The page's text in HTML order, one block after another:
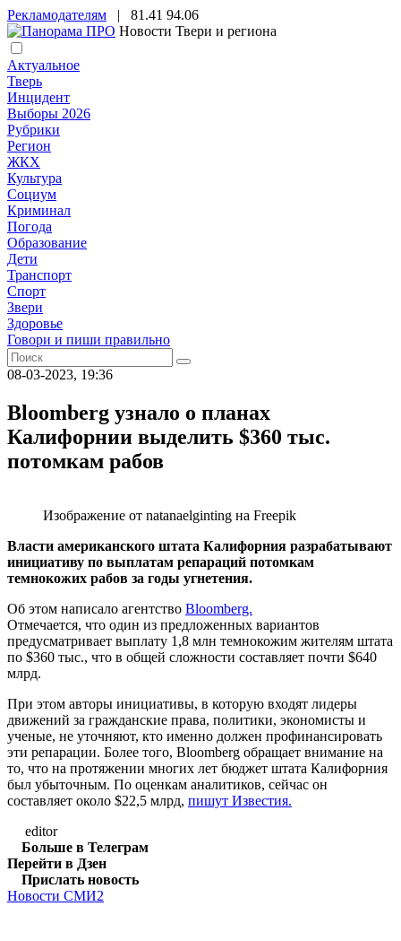
Рекламодателям | 81.41 94.06
Новости Твери и региона
Актуальное
Тверь
Инцидент
Выборы 2026
Рубрики
Регион
ЖКХ
Культура
Социум
Криминал
Погода
Образование
Дети
Транспорт
Спорт
Звери
Здоровье
Говори и пиши правильно
08-03-2023, 19:36
Bloomberg узнало о планах
Калифорнии выделить $360 тыс.
потомкам рабов
Изображение от natanaelginting на Freepik
Власти американского штата Калифорния разрабатывают
инициативу по выплатам репараций потомкам
темнокожих рабов за годы угнетения.
Об этом написало агентство Bloomberg.
Отмечается, что один из предложенных вариантов
предусматривает выплату 1,8 млн темнокожим жителям штата
по $360 тыс., что в общей сложности составляет почти $640
млрд.
При этом авторы инициативы, в которую входят лидеры
движений за гражданские права, политики, экономисты и
ученые, не уточняют, кто именно должен профинансировать
эти репарации. Более того, Bloomberg обращает внимание на
то, что на протяжении многих лет бюджет штата Калифорния
был убыточным. По оценкам аналитиков, сейчас он
составляет около $22,5 млрд, пишут Известия.
editor
Больше в Телеграм
Перейти в Дзен
Прислать новость
Новости СМИ2